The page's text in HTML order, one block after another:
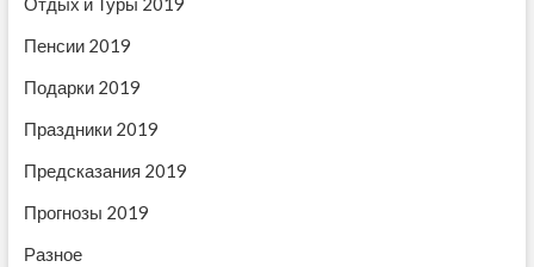
Пенсии 2019
Подарки 2019
Праздники 2019
Предсказания 2019
Прогнозы 2019
Разное